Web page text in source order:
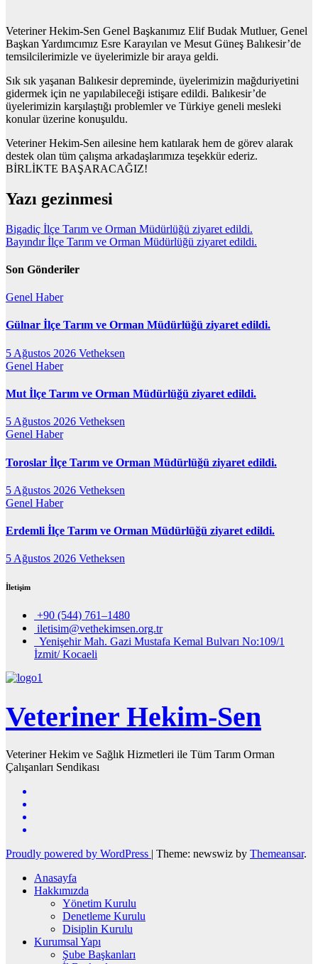
Veteriner Hekim-Sen Genel Başkanımız Elif Budak Mutluer, Genel
Başkan Yardımcımız Esre Karayılan ve Mesut Güneş Balıkesir’de
temsilcilerimizle ve üyelerimizle bir araya geldi.
Sık sık yaşanan Balıkesir depreminde, üyelerimizin mağduriyetini
gidermek için ne yapılabileceği istişare edildi. Balıkesir’de
üyelerimizin karşılaştığı problemler ve Türkiye geneli mesleki
konular üzerine konuşuldu.
Veteriner Hekim-Sen ailesine hem katılarak hem de görev alarak
destek olan tüm çalışma arkadaşlarımıza teşekkür ederiz.
BİRLİKTE BAŞARACAĞIZ!
Yazı gezinmesi
Bigadiç İlçe Tarım ve Orman Müdürlüğü ziyaret edildi.
Bayındır İlçe Tarım ve Orman Müdürlüğü ziyaret edildi.
Son Gönderiler
Genel Haber
Gülnar İlçe Tarım ve Orman Müdürlüğü ziyaret edildi.
5 Ağustos 2026 Vetheksen
Genel Haber
Mut İlçe Tarım ve Orman Müdürlüğü ziyaret edildi.
5 Ağustos 2026 Vetheksen
Genel Haber
Toroslar İlçe Tarım ve Orman Müdürlüğü ziyaret edildi.
5 Ağustos 2026 Vetheksen
Genel Haber
Erdemli İlçe Tarım ve Orman Müdürlüğü ziyaret edildi.
5 Ağustos 2026 Vetheksen
İletişim
+90 (544) 761–1480
iletisim@vethekimsen.org.tr
Yenişehir Mah. Gazi Mustafa Kemal Bulvarı No:109/1
İzmit/ Kocaeli
Veteriner Hekim-Sen
Veteriner Hekim ve Sağlık Hizmetleri ile Tüm Tarım Orman
Çalışanları Sendikası
Proudly powered by WordPress | Theme: newswiz by Themeansar.
Anasayfa
Hakkımızda
Yönetim Kurulu
Denetleme Kurulu
Disiplin Kurulu
Kurumsal Yapı
Şube Başkanları